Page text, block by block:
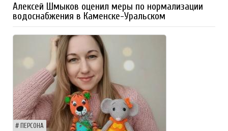
Алексей Шмыков оценил меры по нормализации
водоснабжения в Каменске-Уральском
ПЕРСОНА